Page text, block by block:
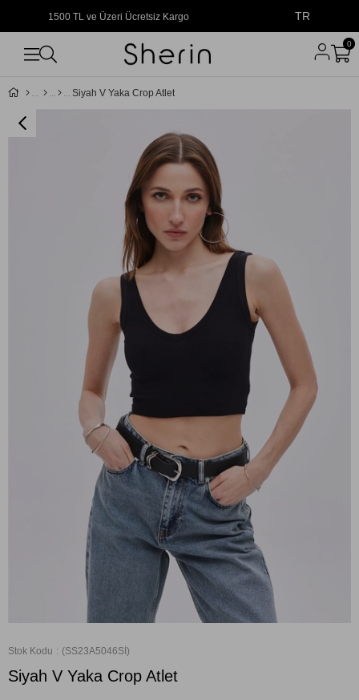
1500 TL ve Üzeri Ücretsiz Kargo TR
0
Siyah V Yaka Crop Atlet
Stok Kodu (SS23A5046Sİ)
Siyah V Yaka Crop Atlet